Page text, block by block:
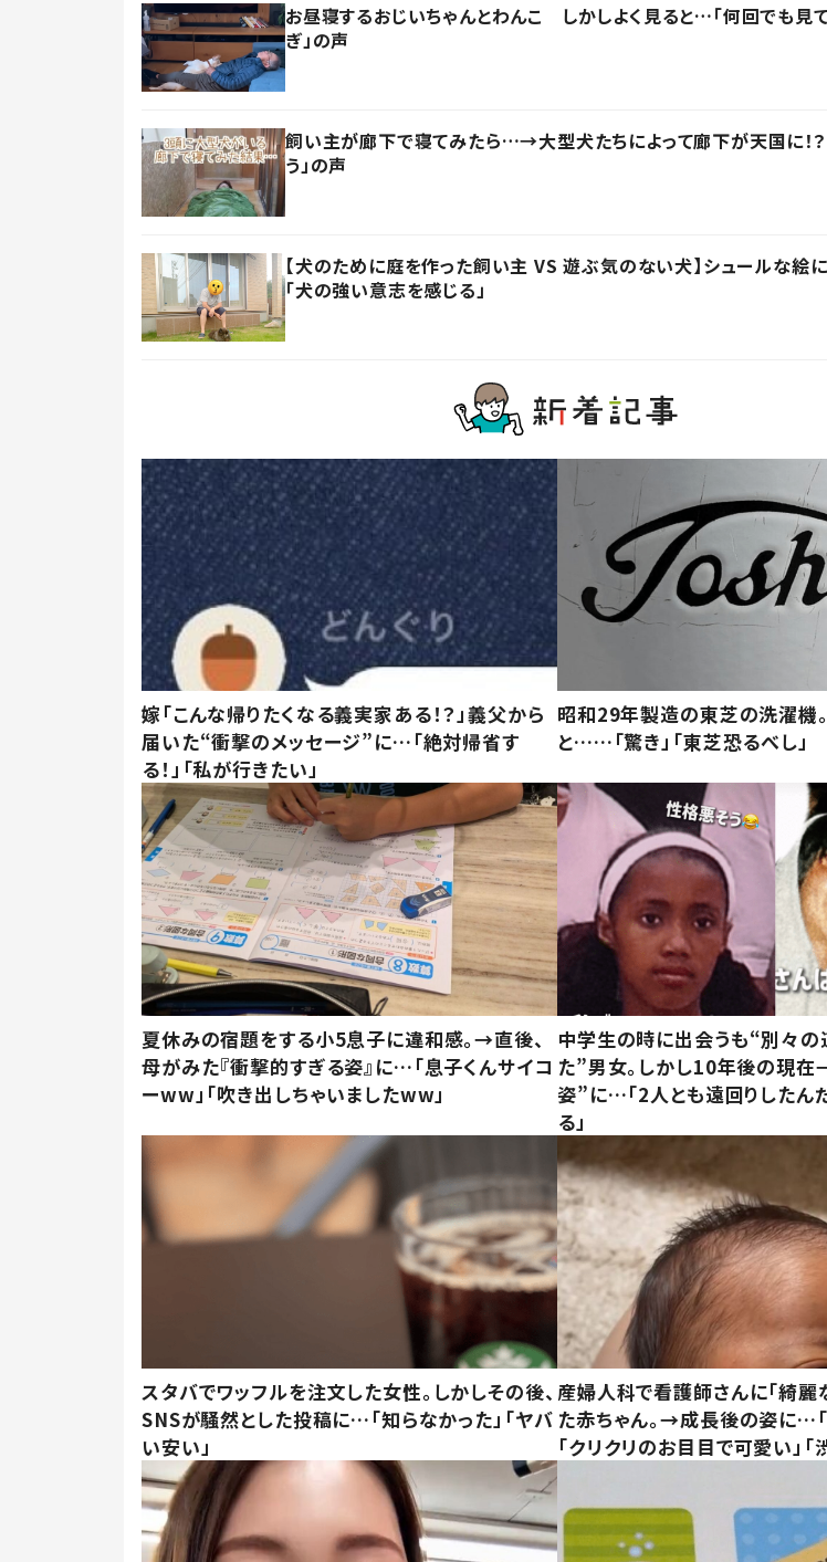
お昼寝するおじいちゃんとわんこ しかしよく見ると…「何回でも見て
ぎ」の声
飼い主が廊下で寝てみたら…→大型犬たちによって廊下が天国に！？
う」の声
【犬のために庭を作った飼い主 VS 遊ぶ気のない犬】シュールな絵
「犬の強い意志を感じる」
嫁「こんな帰りたくなる義実家ある！？」義父から
届いた“衝撃のメッセージ”に…「絶対帰省す
る！」「私が行きたい」
昭和29年製造の東芝の洗濯機
と……「驚き」「東芝恐るべし」
夏休みの宿題をする小5息子に違和感。→直後、
母がみた『衝撃的すぎる姿』に…「息子くんサイコ
ーww」「吹き出しちゃいましたww」
中学生の時に出会うも“別々の
た”男女。しかし10年後の現
姿”に…「2人とも遠回りしたん
る」
スタバでワッフルを注文した女性。しかしその後、
SNSが騒然とした投稿に…「知らなかった」「ヤバ
い安い」
産婦人科で看護師さんに「綺麗
た赤ちゃん。→成長後の姿に…
「クリクリのお目目で可愛い」「